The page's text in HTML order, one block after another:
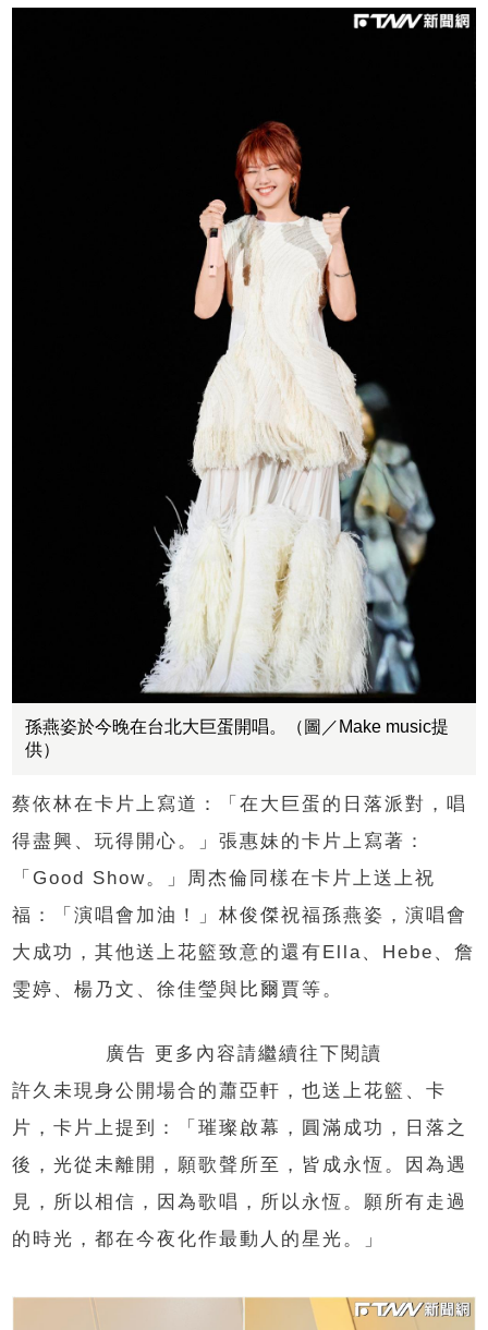
孫燕姿於今晚在台北大巨蛋開唱。（圖／Make music提
供）
蔡依林在卡片上寫道：「在大巨蛋的日落派對，唱
得盡興、玩得開心。」張惠妹的卡片上寫著：
「Good Show。」周杰倫同樣在卡片上送上祝
福：「演唱會加油！」林俊傑祝福孫燕姿，演唱會
大成功，其他送上花籃致意的還有Ella、Hebe、詹
雯婷、楊乃文、徐佳瑩與比爾賈等。
廣告 更多內容請繼續往下閱讀
許久未現身公開場合的蕭亞軒，也送上花籃、卡
片，卡片上提到：「璀璨啟幕，圓滿成功，日落之
後，光從未離開，願歌聲所至，皆成永恆。因為遇
見，所以相信，因為歌唱，所以永恆。願所有走過
的時光，都在今夜化作最動人的星光。」